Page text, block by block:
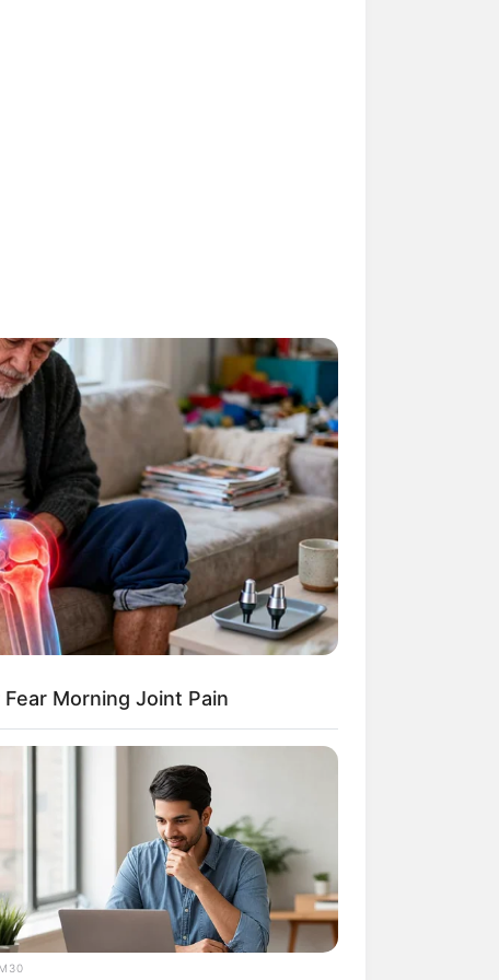
gebucht oder gekauft wird, ist das
Morning Joint Pain